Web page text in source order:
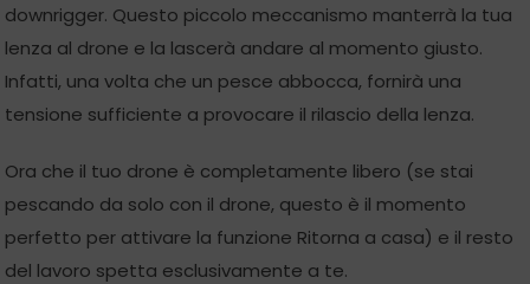
downrigger. Questo piccolo meccanismo manterrà la tua
lenza al drone e la lascerà andare al momento giusto.
Infatti, una volta che un pesce abbocca, fornirà una
tensione sufficiente a provocare il rilascio della lenza.
Ora che il tuo drone è completamente libero (se stai
pescando da solo con il drone, questo è il momento
perfetto per attivare la funzione Ritorna a casa) e il resto
del lavoro spetta esclusivamente a te.